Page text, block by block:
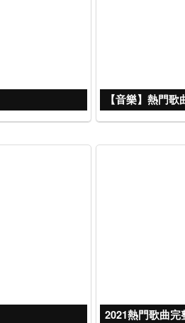
【音樂】熱門
2021熱門歌曲完